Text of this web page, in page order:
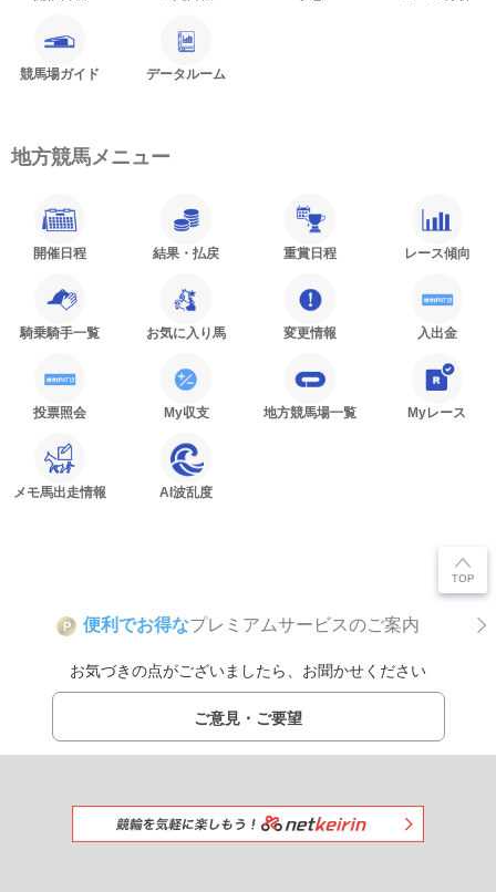
競馬場ガイド データルーム
地方競馬メニュー
開催日程 結果・払戻 重賞日程 レース傾向
騎乗騎手一覧 お気に入り馬 変更情報 入出金
投票照会 My収支 地方競馬場一覧 Myレース
メモ馬出走情報 AI波乱度
P 便利でお得なプレミアムサービスのご案内
お気づきの点がございましたら、お聞かせください
ご意見・ご要望